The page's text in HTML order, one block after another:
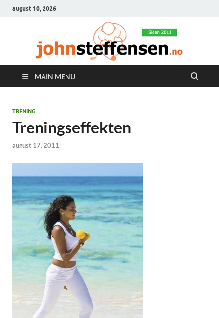
august 10, 2026
MAIN MENU
TRENING
Treningseffekten
august 17, 2011